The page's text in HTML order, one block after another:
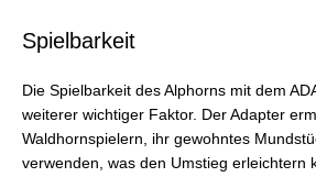
Spielbarkeit
Die Spielbarkeit des Alphorns mit dem
weiterer wichtiger Faktor. Der Adapter
Waldhornspielern, ihr gewohntes
verwenden, was den Umstieg erleichtern